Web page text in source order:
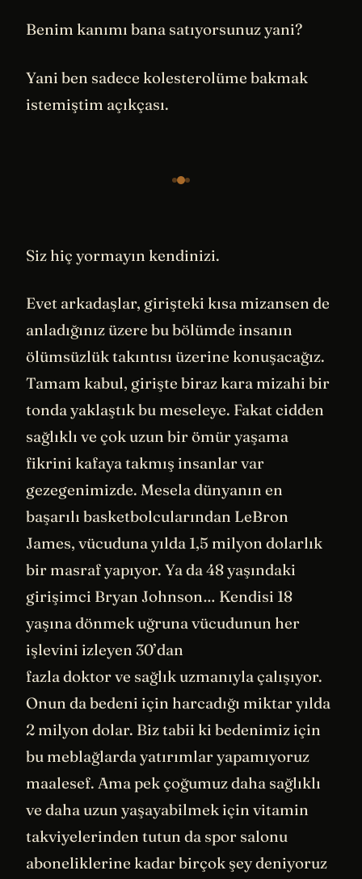
Benim kanımı bana satıyorsunuz yani?
Yani ben sadece kolesterolüme bakmak
istemiştim açıkçası.
Siz hiç yormayın kendinizi.
Evet arkadaşlar, girişteki kısa mizansen de
anladığınız üzere bu bölümde insanın
ölümsüzlük takıntısı üzerine konuşacağız.
Tamam kabul, girişte biraz kara mizahi bir
tonda yaklaştık bu meseleye. Fakat cidden
sağlıklı ve çok uzun bir ömür yaşama
fikrini kafaya takmış insanlar var
gezegenimizde. Mesela dünyanın en
başarılı basketbolcularından LeBron
James, vücuduna yılda 1,5 milyon dolarlık
bir masraf yapıyor. Ya da 48 yaşındaki
girişimci Bryan Johnson… Kendisi 18
yaşına dönmek uğruna vücudunun her
işlevini izleyen 30’dan
fazla doktor ve sağlık uzmanıyla çalışıyor.
Onun da bedeni için harcadığı miktar yılda
2 milyon dolar. Biz tabii ki bedenimiz için
bu meblağlarda yatırımlar yapamıyoruz
maalesef. Ama pek çoğumuz daha sağlıklı
ve daha uzun yaşayabilmek için vitamin
takviyelerinden tutun da spor salonu
aboneliklerine kadar birçok şey deniyoruz